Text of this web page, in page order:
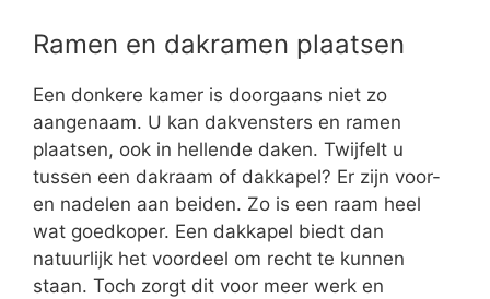
Ramen en dakramen plaatsen
Een donkere kamer is doorgaans niet zo
aangenaam. U kan dakvensters en ramen
plaatsen, ook in hellende daken. Twijfelt u
tussen een dakraam of dakkapel? Er zijn voor-
en nadelen aan beiden. Zo is een raam heel
wat goedkoper. Een dakkapel biedt dan
natuurlijk het voordeel om recht te kunnen
staan. Toch zorgt dit voor meer werk en